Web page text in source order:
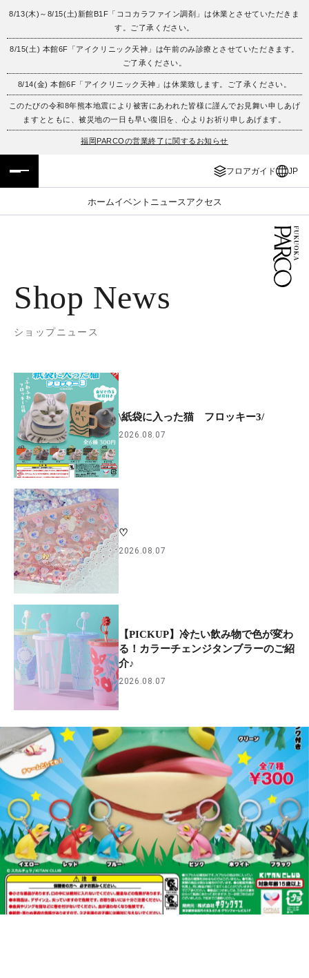
8/13(木)～8/15(土)新館B1F「ココカラファイン調剤」は休業とさせていただきま
す。ご了承ください。
8/15(土) 本館6F「アイクリニック天神」は午前のみ診療とさせていただきます。
ご了承ください。
8/14(金) 本館6F「アイクリニック天神」は休業致します。ご了承ください。
このたびの令和8年熊本地震により被害にあわれた皆様に謹んでお見舞い申しあげ
ますとともに、被災地の一日も早い復旧を、心よりお祈り申しあげます。
福岡PARCOの営業終了に関するお知らせ
フロアガイド JP
ホームイベント ニュース アクセス
フロアガイド
施設案内・アクセス
イベント・ポップアップ
レストラン・カフェ
ENGLISH
繁体字
簡体字
ภาษาไทย
Shop News
ショップニュース
\紙袋に入った猫 フロッキー3/
2026.08.07
♡
2026.08.07
【PICKUP】冷たい飲み物で色が変わ
る！カラーチェンジタンブラーのご紹
介♪
2026.08.07